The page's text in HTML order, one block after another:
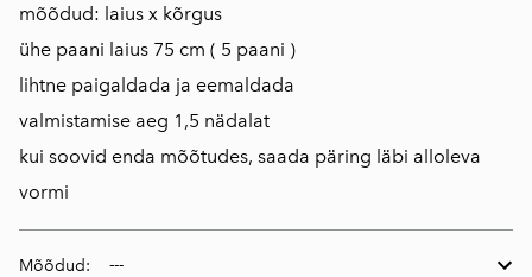
mõõdud: laius x kõrgus
ühe paani laius 75 cm ( 5 paani )
​lihtne paigaldada ja eemaldada
valmistamise aeg 1,5 nädalat
kui soovid enda mõõtudes, saada päring läbi alloleva
vormi
Mõõdud: